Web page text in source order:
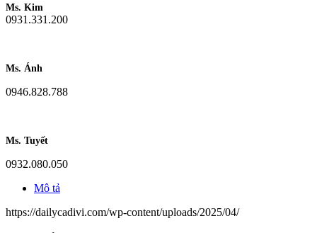
Ms. Kim
0931.331.200
Ms. Ánh
0946.828.788
Ms. Tuyết
0932.080.050
Mô tả
https://dailycadivi.com/wp-content/uploads/2025/04/